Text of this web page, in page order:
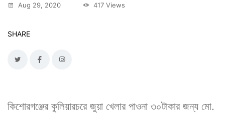
Aug 29, 2020
417 Views
SHARE
কিশোরগঞ্জের কুলিয়ারচরে জুয়া খেলার পাওনা ৩০টাকার জন্য মো.